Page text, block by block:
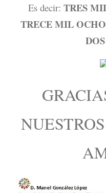
Es decir: TRES
TRECE MIL